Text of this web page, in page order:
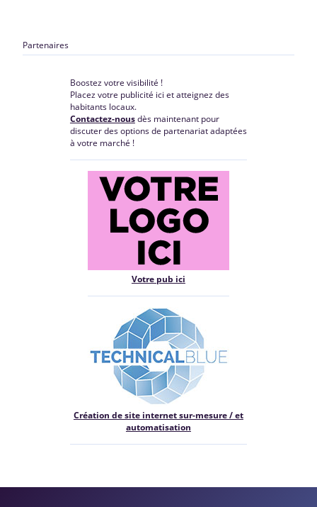
Partenaires
Boostez votre visibilité !
Placez votre publicité ici et atteignez des
habitants locaux.
Contactez-nousdès maintenant pour
discuter des options de partenariat adaptées
à votre marché !
Votre pub ici
Création de site internet sur-mesure / et
automatisation